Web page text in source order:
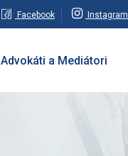
Facebook Instagram
Advokáti a Mediátori